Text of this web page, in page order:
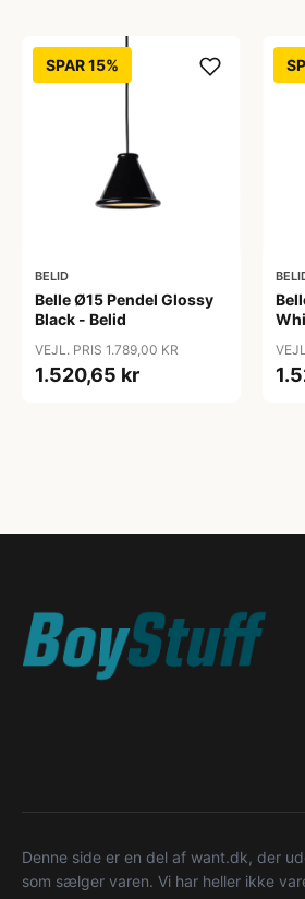
SPAR 15%
BELID
Belle Ø15 Pendel Glossy
Black - Belid
VEJL. PRIS 1.789,00 KR
1.520,65 kr
Denne side er en del af want.dk, der
som sælger varen. Vi har heller ikke